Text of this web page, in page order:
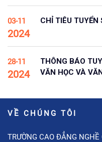
03-11
2024
CHỈ TIÊU
28-11
2024
THÔNG BÁO
VĂN HỌC VÀ
VỀ CHÚNG TÔI
TRƯỜNG CAO ĐẲNG